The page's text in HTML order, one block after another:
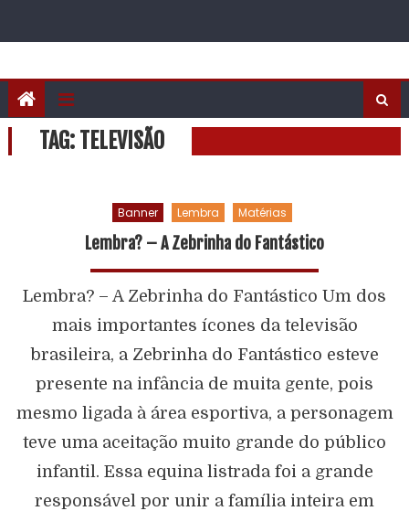
TAG: TELEVISÃO
Banner Lembra Matérias
Lembra? – A Zebrinha do Fantástico
Lembra? – A Zebrinha do Fantástico Um dos
mais importantes ícones da televisão
brasileira, a Zebrinha do Fantástico esteve
presente na infância de muita gente, pois
mesmo ligada à área esportiva, a personagem
teve uma aceitação muito grande do público
infantil. Essa equina listrada foi a grande
responsável por unir a família inteira em